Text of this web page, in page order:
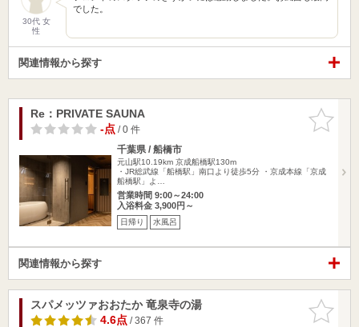
30代 女
性
でした。
関連情報から探す
お気に入
りに追加
Re：PRIVATE SAUNA
-点/ 0 件
千葉県 / 船橋市
元山駅10.19km 京成船橋駅130m
・JR総武線「船橋駅」南口より徒歩5分 ・京成本線「京成
船橋駅」よ…
営業時間 9:00～24:00
入浴料金 3,900円～
日帰り 水風呂
関連情報から探す
お気に入
りに追加
スパメッツァおおたか 竜泉寺の湯
4.6点/ 367 件